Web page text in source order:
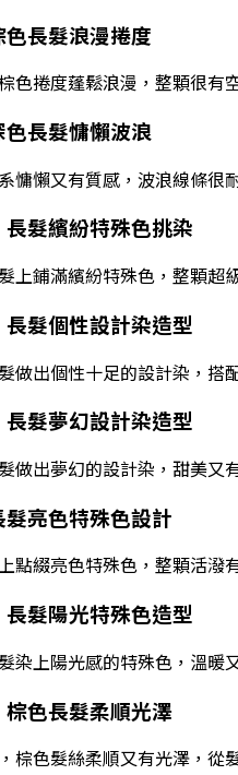
長髮浪漫捲度
色捲度蓬鬆浪漫，整顆很有
長髮慵懶波浪
慵懶又有質感，波浪線條很
髮繽紛特殊色挑染
上鋪滿繽紛特殊色，整顆超
髮個性設計染造型
做出個性十足的設計染，搭
髮夢幻設計染造型
做出夢幻的設計染，甜美又
亮色特殊色設計
點綴亮色特殊色，整顆活潑
髮陽光特殊色造型
染上陽光感的特殊色，溫暖
色長髮柔順光澤
棕色髮絲柔順又有光澤，從